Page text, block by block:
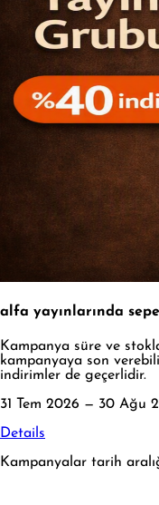
alfa yayınlarında
Kampanya süre ve
kampanyaya son
indirimler de geçerlidir.
31 Tem 2026 — 30 Ağu
Details
Kampanyalar tarih